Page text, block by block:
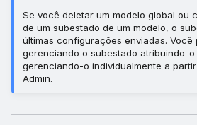
Se você deletar um modelo global ou
de um subestado de um modelo, o
últimas configurações enviadas. Você
gerenciando o subestado atribuindo-
gerenciando-o individualmente a
Admin.